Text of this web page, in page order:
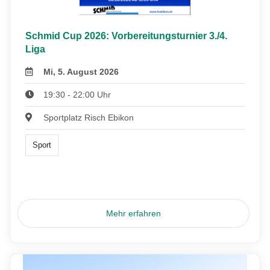
Schmid Cup 2026: Vorbereitungsturnier 3./4.
Liga
Mi, 5. August 2026
19:30 - 22:00 Uhr
Sportplatz Risch Ebikon
Sport
Mehr erfahren